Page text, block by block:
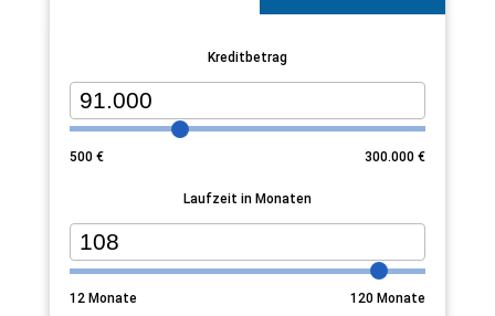
Kreditbetrag
500€ 300.000 €
Laufzeit in Monaten
12Monate 120 Monate